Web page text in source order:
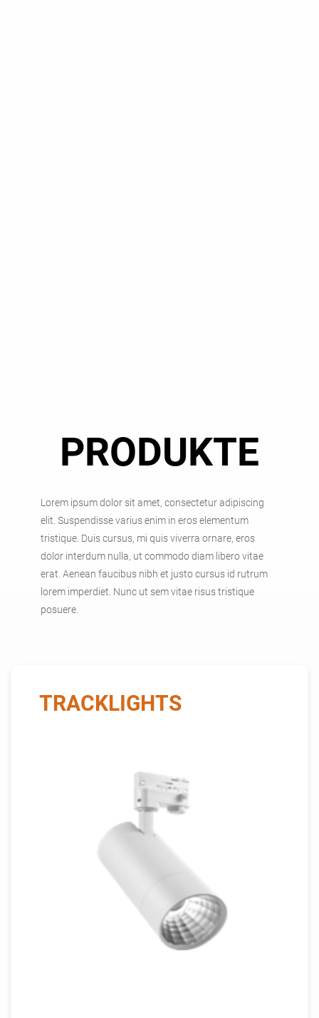
PRODUKTE
Lorem ipsum dolor sit amet, consectetur adipiscing
elit. Suspendisse varius enim in eros elementum
tristique. Duis cursus, mi quis viverra ornare, eros
dolor interdum nulla, ut commodo diam libero vitae
erat. Aenean faucibus nibh et justo cursus id rutrum
lorem imperdiet. Nunc ut sem vitae risus tristique
posuere.
TRACKLIGHTS